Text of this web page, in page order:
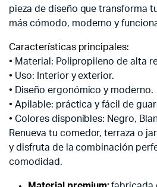
pieza de diseño que transforma
más cómodo, moderno y
Características principales:
• Material: Polipropileno de alta
• Uso: Interior y exterior.
• Diseño ergonómico y moderno.
• Apilable: práctica y fácil de
• Colores disponibles: Negro,
Renueva tu comedor, terraza o
y disfruta de la combinación
comodidad.